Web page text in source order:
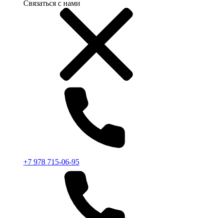
Связаться с нами
+7 978 715-06-95